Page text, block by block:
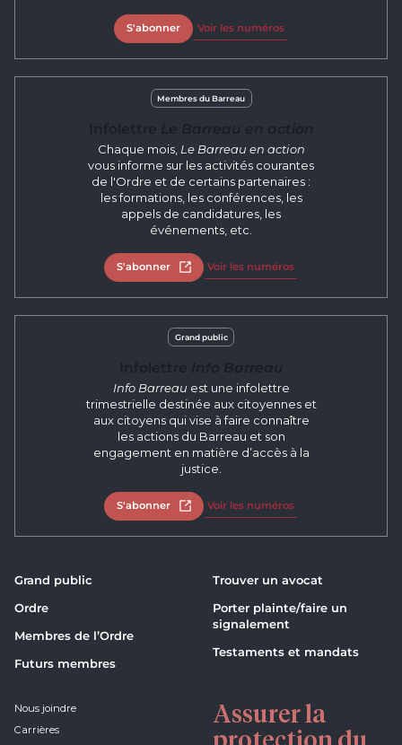
S'abonner Voir les numéros
Membres du Barreau
Chaque mois, Le Barreau en action
vous informe sur les activités courantes
de l'Ordre et de certains partenaires :
les formations, les conférences, les
appels de candidatures, les
événements, etc.
S'abonner Ouvrir dans un nouvel onglet
Voir les numéros
Grand public
Info Barreau est une infolettre
trimestrielle destinée aux citoyennes et
aux citoyens qui vise à faire connaître
les actions du Barreau et son
engagement en matière d’accès à la
justice.
S'abonner Ouvrir dans un nouvel onglet
Voir les numéros
Grand public
Ordre
Membres de l’Ordre
Futurs membres
Trouver un avocat
Porter plainte/faire un
signalement
Testaments et mandats
Nous joindre
Carrières
Assurer la